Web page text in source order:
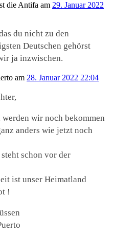
die Antifa am 29. Januar 2022
du nicht zu den
Deutschen gehörst
ja inzwischen.
am 28. Januar 2022 22:04
wir noch bekommen
anders wie jetzt noch
schon vor der
ist unser Heimatland
!